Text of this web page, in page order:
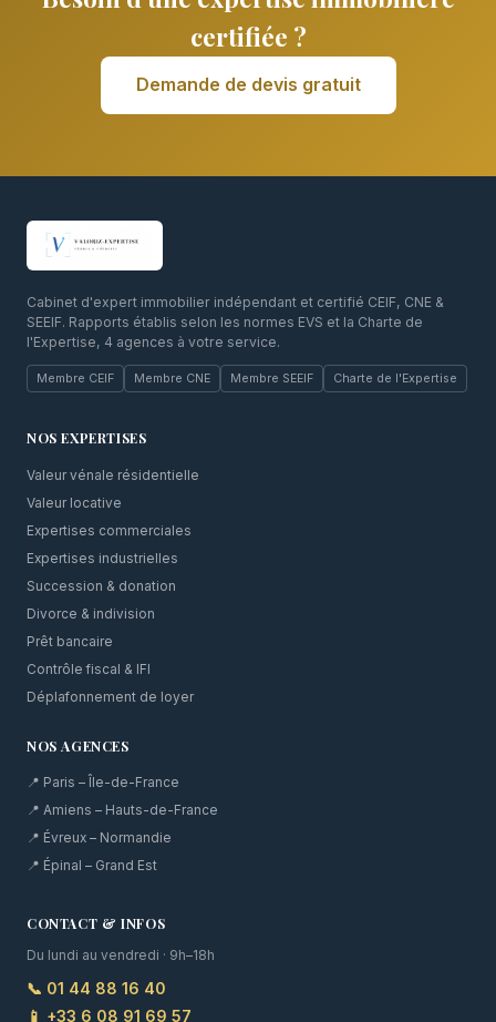
certifiée ?
Demande de devis gratuit
Cabinet d'expert immobilier indépendant et certifié CEIF, CNE &
SEEIF. Rapports établis selon les normes EVS et la Charte de
l'Expertise, 4 agences à votre service.
Membre CEIF Membre CNE Membre SEEIF Charte de l'Expertise
NOS EXPERTISES
Valeur vénale résidentielle
Valeur locative
Expertises commerciales
Expertises industrielles
Succession & donation
Divorce & indivision
Prêt bancaire
Contrôle fiscal & IFI
Déplafonnement de loyer
NOS AGENCES
📍 Paris – Île-de-France
📍 Amiens – Hauts-de-France
📍 Évreux – Normandie
📍 Épinal – Grand Est
CONTACT & INFOS
Du lundi au vendredi · 9h–18h
📞 01 44 88 16 40
📱 +33 6 08 91 69 57